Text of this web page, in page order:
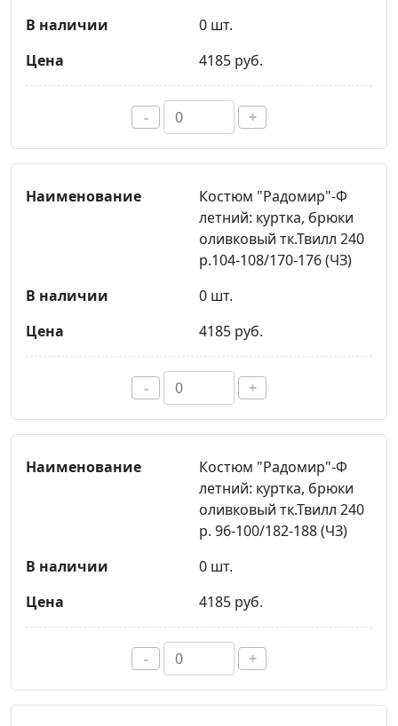
0 шт.
4185 руб.
- +
Костюм "Радомир"-Ф
летний: куртка, брюки
оливковый тк.Твилл 240
р.104-108/170-176 (ЧЗ)
0 шт.
4185 руб.
- +
Костюм "Радомир"-Ф
летний: куртка, брюки
оливковый тк.Твилл 240
р. 96-100/182-188 (ЧЗ)
0 шт.
4185 руб.
- +